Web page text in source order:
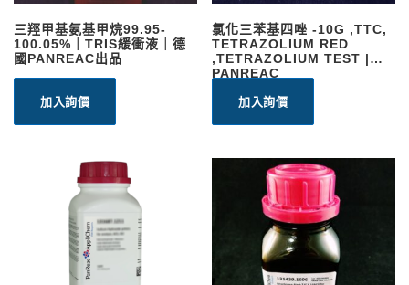
三羥甲基氨基甲烷99.95-
100.05%｜TRIS緩衝液｜德
國PANREAC出品
加入詢價
氯化三苯基四唑 -10G ,TTC,
TETRAZOLIUM RED
,TETRAZOLIUM TEST |
PANREAC
加入詢價